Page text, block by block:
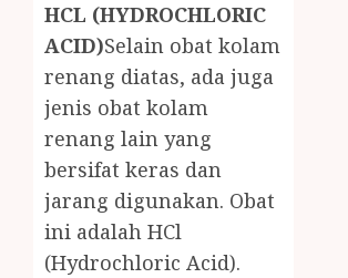
HCL (HYDROCHLORIC
ACID)Selain obat kolam
renang diatas, ada juga
jenis obat kolam
renang lain yang
bersifat keras dan
jarang digunakan. Obat
ini adalah HCl
(Hydrochloric Acid).